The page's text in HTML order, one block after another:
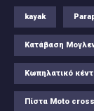
kayak
Κατάβαση
Κωπηλατικό
Πίστα Moto cross